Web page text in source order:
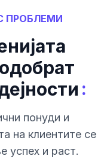
ПРОБЛЕМИ
:
понуди и
на клиентите се
успех и раст.